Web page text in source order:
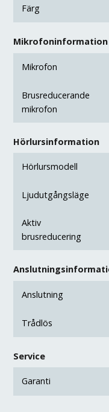
Färg
Mikrofoninformation
Mikrofon
Brusreducerande
mikrofon
Hörlursinformation
Hörlursmodell
Ljudutgångsläge
Aktiv
brusreducering
Anslutning
Trådlös
Service
Garanti